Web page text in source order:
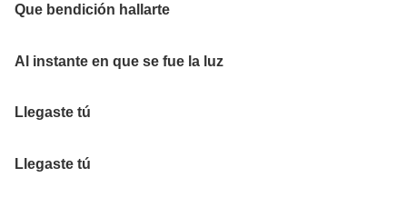
Que bendición hallarte
Al instante en que se fue la luz
Llegaste tú
Llegaste tú